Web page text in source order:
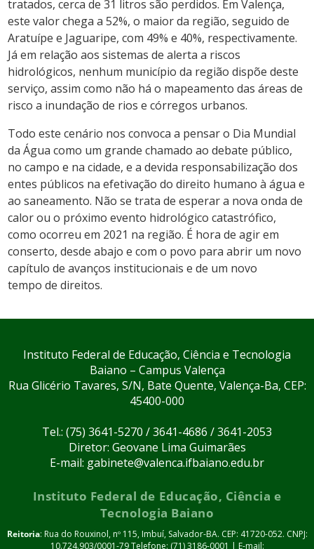
tratados, cerca de 31 litros são perdidos. Em Valença,
este valor chega a 52%, o maior da região, seguido de
Aratuípe e Jaguaripe, com 49% e 40%, respectivamente.
Já em relação aos sistemas de alerta a riscos
hidrológicos, nenhum município da região dispõe deste
serviço, assim como não há o mapeamento das áreas de
risco a inundação de rios e córregos urbanos.
Todo este cenário nos convoca a pensar o Dia Mundial
da Água como um grande chamado ao debate público,
no campo e na cidade, e a devida responsabilização dos
entes públicos na efetivação do direito humano à água e
ao saneamento. Não se trata de esperar a nova onda de
calor ou o próximo evento hidrológico catastrófico,
como ocorreu em 2021 na região. É hora de agir em
conserto, desde abajo e com o povo para abrir um novo
capítulo de avanços institucionais e de um novo
tempo de direitos.
Instituto Federal de Educação, Ciência e Tecnologia
Baiano – Campus Valença
Rua Glicério Tavares, S/N, Bate Quente, Valença-Ba, CEP:
45400-000
Tel.: (75) 3641-5270 / 3641-4686 / 3641-2053
Diretor: Geovane Lima Guimarães
E-mail: gabinete@valenca.ifbaiano.edu.br
Instituto Federal de Educação, Ciência e
Tecnologia Baiano
Reitoria: Rua do Rouxinol, nº 115, Imbuí, Salvador-BA. CEP: 41720-052. CNPJ:
10.724.903/0001-79 Telefone: (71) 3186-0001 | E-mail: